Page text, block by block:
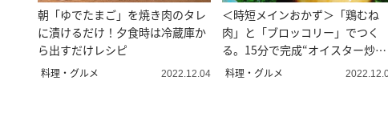
朝「ゆでたまご」を焼き肉のタレ
に漬けるだけ！夕食時は冷蔵庫か
ら出すだけレシピ
料理・グルメ 2022.12.04
＜時短メインおかず＞「鶏むね
肉」と「ブロッコリー」でつく
る。15分で完成“オイスター炒
め”レシピ
料理・グルメ